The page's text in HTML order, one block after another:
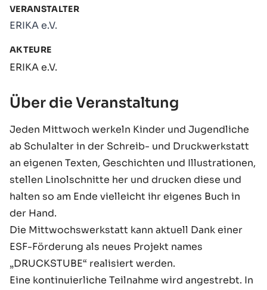
VERANSTALTER
ERIKA e.V.
AKTEURE
ERIKA e.V.
Über die Veranstaltung
Jeden Mittwoch werkeln Kinder und Jugendliche
ab Schulalter in der Schreib- und Druckwerkstatt
an eigenen Texten, Geschichten und Illustrationen,
stellen Linolschnitte her und drucken diese und
halten so am Ende vielleicht ihr eigenes Buch in
der Hand.
Die Mittwochswerkstatt kann aktuell Dank einer
ESF-Förderung als neues Projekt names
„DRUCKSTUBE“ realisiert werden.
Eine kontinuierliche Teilnahme wird angestrebt. In